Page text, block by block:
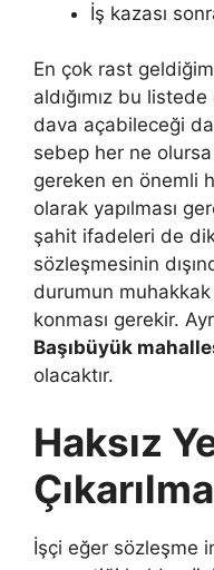
İş kazası
En çok rast
aldığımız bu
dava açabileceği
sebep her ne
gereken en önemli
olarak yapılması
şahit ifadeleri de
sözleşmesinin
durumun
konması gerekir.
Başıbüyük
olacaktır.
Haksız
İşçi eğer sözleşme